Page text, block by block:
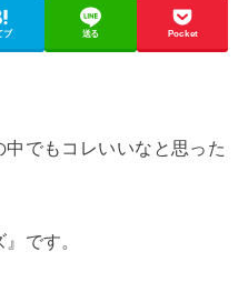
ブ 送る Pocket
でもコレいいなと思った
です。